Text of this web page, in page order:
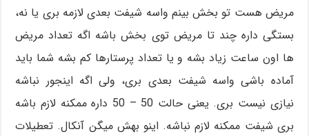
مریض هست تو بخش بینم واسه شیفت بعدی لازمه بری یا نه،
بستگی داره چند تا مریض توی بخش باشه اگه تعداد مریض
ها اون ساعت زیاد بشه و یا تعداد پرستارها کم بشه شما باید
آماده باشی واسه شیفت بعدی بری، ولی اگه اینجور نباشه
نیازی نیست بری. یعنی حالت 50 – 50 داره ممکنه لازم باشه
بری شیفت ممکنه لازم نباشه. اینو بهش میگن آنکال. تعطیلات